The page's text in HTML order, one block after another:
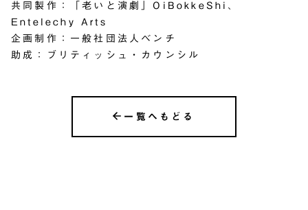
共同製作：「老いと演劇」OiBokkeShi、
Entelechy Arts
企画制作：一般社団法人ベンチ
助成：ブリティッシュ・カウンシル
一覧へもどる